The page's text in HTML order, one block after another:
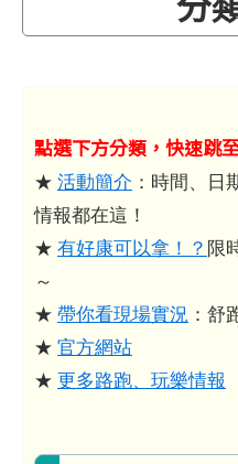
點選下方分類，快速跳
★ 活動簡介 ：時間、日
情報都在這！
★ 有好康可以拿！？ 限
～
★ 帶你看現場實況 ：舒
★ 官方網站
★ 更多路跑、玩樂情報